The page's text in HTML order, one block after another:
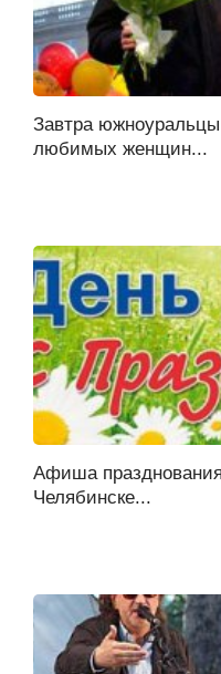
Завтра
любимых женщин...
Афиша
Челябинске...